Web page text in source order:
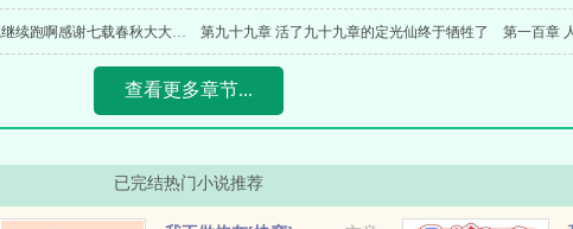
第九十八章 兔贼继续跑啊感谢七载春秋大大的盟主 第九十九章 活了九十九章的定光仙终于牺牲了 第一百章
查看更多章节...
已完结热门小说推荐